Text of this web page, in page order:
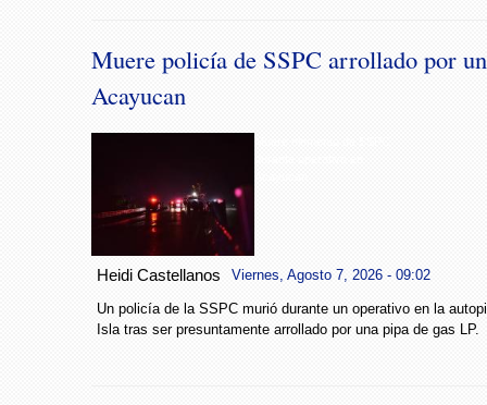
Muere policía de SSPC arrollado por
Acayucan
Heidi Castellanos Viernes, Agosto 7, 2026 - 09:02
Un policía de la SSPC murió durante un operativo en la
Isla tras ser presuntamente arrollado por una pipa de gas LP.